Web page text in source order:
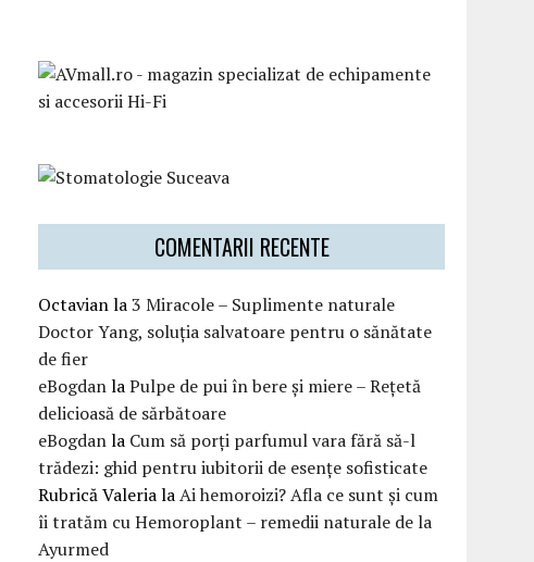
COMENTARII RECENTE
Octavianla3 Miracole – Suplimente naturale
Doctor Yang, soluția salvatoare pentru o sănătate
de fier
eBogdanlaPulpe de pui în bere și miere – Rețetă
delicioasă de sărbătoare
eBogdanla Cum să porți parfumul vara fără să-l
trădezi: ghid pentru iubitorii de esențe sofisticate
Rubrică ValerialaAi hemoroizi? Afla ce sunt și cum
îi tratăm cu Hemoroplant – remedii naturale de la
Ayurmed